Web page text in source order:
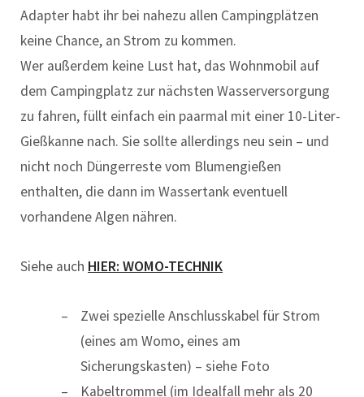
Adapter habt ihr bei nahezu allen Campingplätzen
keine Chance, an Strom zu kommen.
Wer außerdem keine Lust hat, das Wohnmobil auf
dem Campingplatz zur nächsten Wasserversorgung
zu fahren, füllt einfach ein paarmal mit einer 10-Liter-
Gießkanne nach. Sie sollte allerdings neu sein – und
nicht noch Düngerreste vom Blumengießen
enthalten, die dann im Wassertank eventuell
vorhandene Algen nähren.
Siehe auch HIER: WOMO-TECHNIK
Zwei spezielle Anschlusskabel für Strom
(eines am Womo, eines am
Sicherungskasten) – siehe Foto
Kabeltrommel (im Idealfall mehr als 20